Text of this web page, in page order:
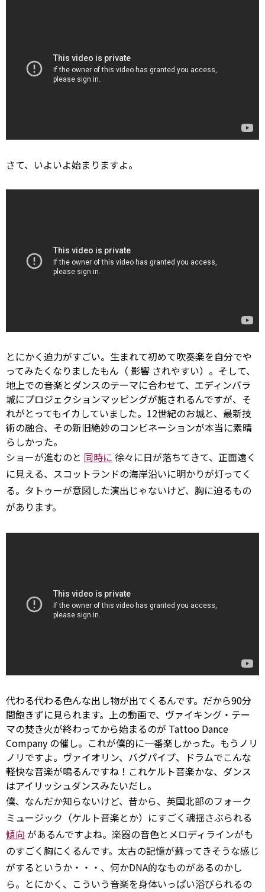
さて、いよいよ始まりますよ。
とにかく迫力がすごい。生まれて初めて吹奏楽を自分でや
ってみたくなりましたもん（ 影響 されやすい）。そして、
地上での音楽とダンスのテーマに合わせて、エディンバラ
城にプロジェクションマッピングが施されるんですが、そ
れがとってもイカしていました。12世紀のお城と、最新技
術の融合、その新旧絶妙のコンビネーションが本当に素晴
らしかった。
ショーが進むのと 同時に 徐々に日が落ちてきて、正面遠く
に見える、スコットランドの海岸沿いに明かりが灯ってく
る。タトゥーが意図した演出じゃないけど、胸に迫るもの
があります。
代わる代わる色んな出し物が出てくるんです。だから90分
間飽きずに見られます。上の動画で、ヴァイキング・テー
マの焚き火が終わってから始まるのが Tattoo Dance
Company の催し。これが僕的に一番楽しかった。もうノリ
ノリですよ。ヴァイオリン、バグパイプ、ドラムでこんな
軽快な音楽が鳴るんですね！これケルト音楽かな、ダンス
はアイリッシュダンスみたいだし。
僕、なんだか知らないけど、昔から、英国北部のフォーク
ミュージック（ケルト音楽とか）にすごく魂揺さぶられる
傾向 があるんですよね。楽器の音色とメロディラインがも
のすごく胸にくるんです。太古の記憶が蘇ってきそうな感じ
がするというか・・・、何かDNA的なものがあるのかし
ら。とにかく、こういう音楽を身体いっぱい浴びられるの